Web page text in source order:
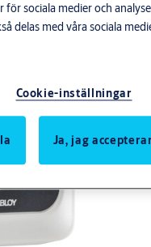
sociala medier och
delas med våra sociala
Cookie-inställningar
Ja, jag